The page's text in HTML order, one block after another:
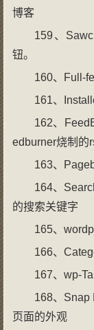
博客
159、
钮。
160、Full-
161、
162、
edburner烧制的
163、
164、
的搜索关键字
165、
166、
167、wp-
168、Snap
页面的外观